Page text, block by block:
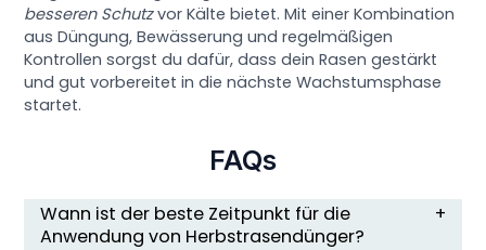
besseren Schutzvor Kälte bietet. Mit einer Kombination
aus Düngung, Bewässerung und regelmäßigen
Kontrollen sorgst du dafür, dass dein Rasen gestärkt
und gut vorbereitet in die nächste Wachstumsphase
startet.
FAQs
Wann ist der beste Zeitpunkt für die
Anwendung von Herbstrasendünger?